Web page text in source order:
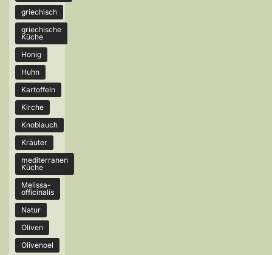
griechisch
griechische
Küche
Honig
Huhn
Kartoffeln
Kirche
Knoblauch
Kräuter
mediterranen
Küche
Melissa-
officinalis
Natur
Oliven
Olivenoel